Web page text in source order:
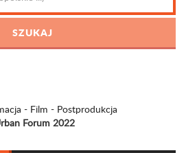
- Film - Postprodukcja
Forum 2022